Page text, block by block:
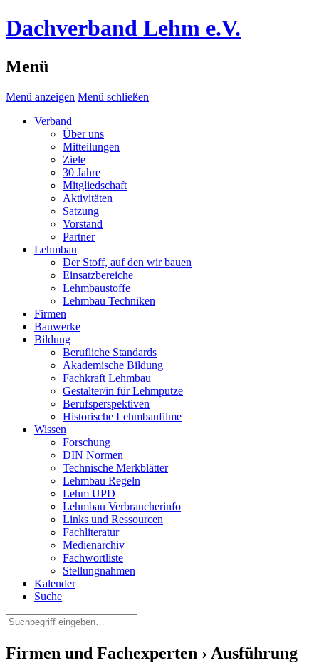
Dachverband Lehm e.V.
Menü
Menü anzeigen Menü schließen
Verband
Über uns
Mitteilungen
Ziele
30 Jahre
Mitgliedschaft
Aktivitäten
Satzung
Vorstand
Partner
Lehmbau
Der Stoff, auf den wir bauen
Einsatzbereiche
Lehmbaustoffe
Lehmbau Techniken
Firmen
Bauwerke
Bildung
Berufliche Standards
Akademische Bildung
Fachkraft Lehmbau
Gestalter/in für Lehmputze
Berufsperspektiven
Historische Lehmbaufilme
Wissen
Forschung
DIN Normen
Technische Merkblätter
Lehmbau Regeln
Lehm UPD
Lehmbau Verbraucherinfo
Links und Ressourcen
Fachliteratur
Medienarchiv
Fachwortliste
Stellungnahmen
Kalender
Suche
Firmen und Fachexperten › Ausführung